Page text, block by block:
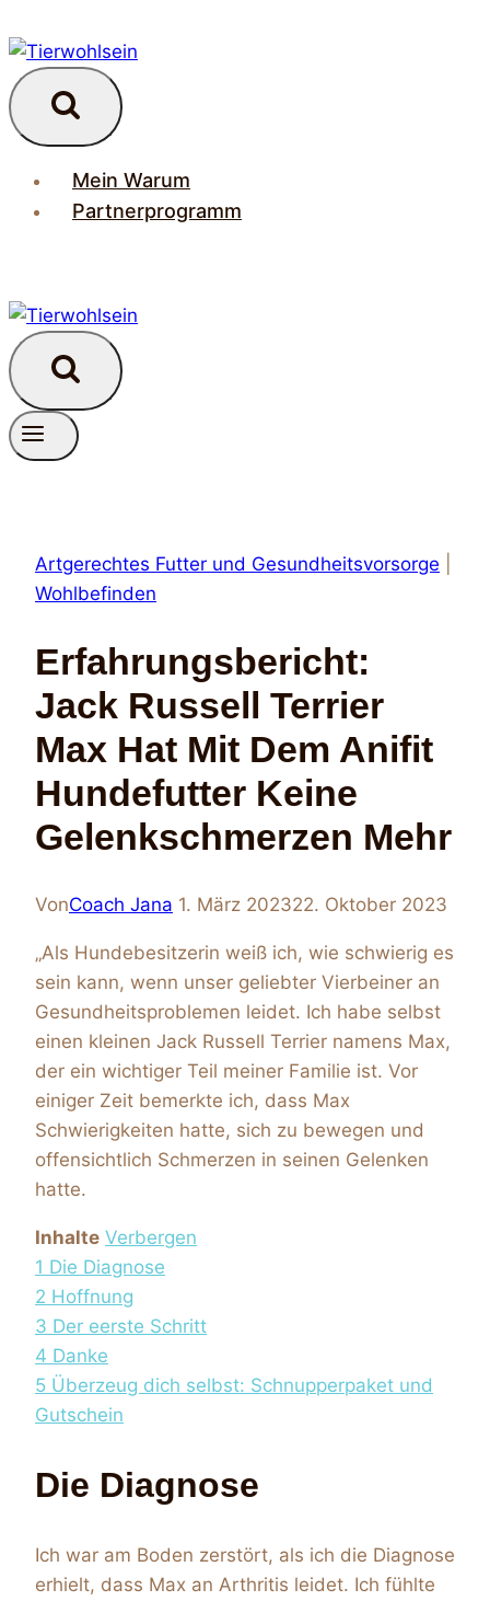
Inhalt
springen
Mein Warum
Partnerprogramm
Artgerechtes Futter und Gesundheitsvorsorge
Wohlbefinden
Erfahrungsbericht:
Jack Russell Terrier
Max Hat Mit Dem Anifit
Hundefutter Keine
Gelenkschmerzen Mehr
VonCoach Jana 1. März 202322. Oktober 2023
„Als Hundebesitzerin weiß ich, wie schwierig es
sein kann, wenn unser geliebter Vierbeiner an
Gesundheitsproblemen leidet. Ich habe selbst
einen kleinen Jack Russell Terrier namens Max,
der ein wichtiger Teil meiner Familie ist. Vor
einiger Zeit bemerkte ich, dass Max
Schwierigkeiten hatte, sich zu bewegen und
offensichtlich Schmerzen in seinen Gelenken
hatte.
Inhalte Verbergen
1 Die Diagnose
2 Hoffnung
3 Der eerste Schritt
4 Danke
5 Überzeug dich selbst: Schnupperpaket und
Gutschein
Die Diagnose
Ich war am Boden zerstört, als ich die Diagnose
erhielt, dass Max an Arthritis leidet. Ich fühlte